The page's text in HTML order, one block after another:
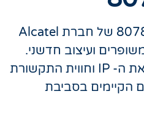
הטלפון השולחני מסוג 8078s של חברת Alcatel
גרסה חדשה זו משפרת את ה- IP וחווית התקשורת
הקיימים בסביבת